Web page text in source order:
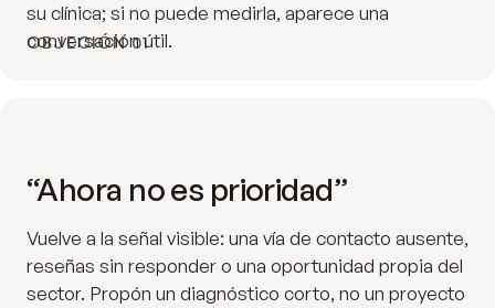
OBJECIÓN 01
su clínica; si no puede medirla, aparece una
conversación útil.
“Ahora no es prioridad”
Vuelve a la señal visible: una vía de contacto ausente,
reseñas sin responder o una oportunidad propia del
sector. Propón un diagnóstico corto, no un proyecto